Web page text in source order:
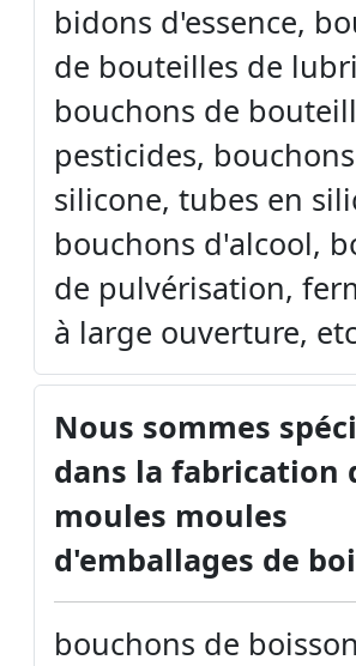
bidons d'essence,
de bouteilles de
bouchons de
pesticides,
silicone, tubes en
bouchons d'alcool,
de pulvérisation,
à large ouverture,
Nous sommes
dans la fabrication
moules moules
d'emballages de
bouchons de